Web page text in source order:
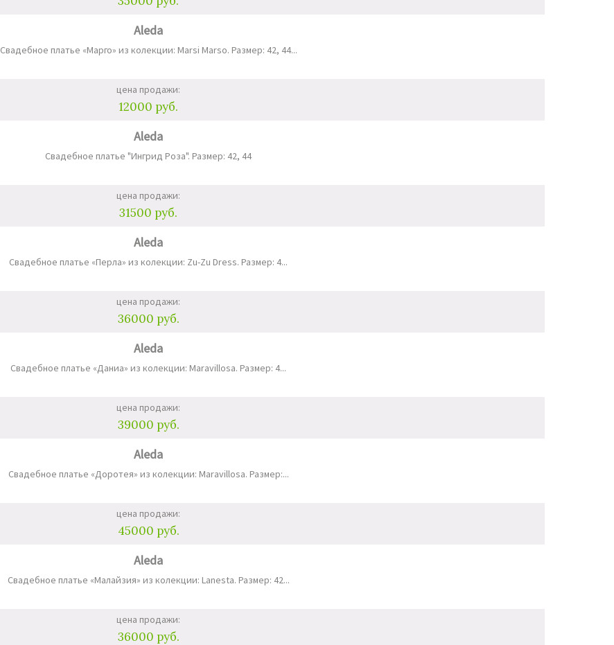
Aleda
Свадебное платье «Марго» из колекции: Marsi Marso. Размер: 42, 44...
цена продажи:
12000 руб.
Aleda
Свадебное платье "Ингрид Роза". Размер: 42, 44
цена продажи:
31500 руб.
Aleda
Свадебное платье «Перла» из колекции: Zu-Zu Dress. Размер: 4...
цена продажи:
36000 руб.
Aleda
Свадебное платье «Даниа» из колекции: Maravillosa. Размер: 4...
цена продажи:
39000 руб.
Aleda
Свадебное платье «Доротея» из колекции: Maravillosa. Размер:...
цена продажи:
45000 руб.
Aleda
Свадебное платье «Малайзия» из колекции: Lanesta. Размер: 42...
цена продажи:
36000 руб.